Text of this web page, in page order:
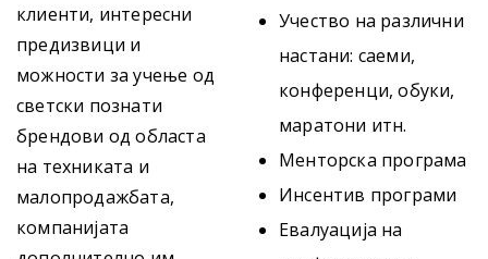
клиенти, интересни
предизвици и
можности за учење од
светски познати
брендови од областа
на техниката и
малопродажбата,
компанијата
Учество на различни
настани: саеми,
конференци, обуки,
маратони итн.
Менторска програма
Инсентив програми
Евалуација на